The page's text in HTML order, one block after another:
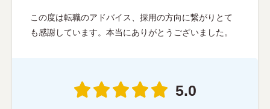
この度は転職のアドバイス、採用の方向に繋がりとて
も感謝しています。本当にありがとうございました。
5.0